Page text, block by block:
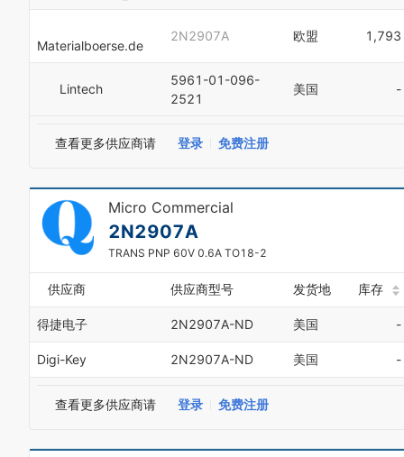
5
0
3
4
5
Materialboerse.de
2N2907A 欧盟 1,793
Lintech
5961-01-096-
2521
美国 -
查看更多供应商请 登录 免费注册
Micro Commercial
2N2907A
TRANS PNP 60V 0.6A TO18-2
供应商 供应商型号 发货地 库存
得捷电子 2N2907A-ND 美国 -
Digi-Key 2N2907A-ND 美国 -
查看更多供应商请 登录 免费注册